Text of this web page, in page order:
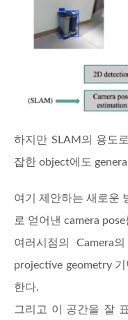
하지만 SLAM의 용도
잡한 object에도
여기 제안하는 새로운
로 얻어낸 camera
여러시점의 Camera
projective geometry
한다.
그리고 이 공간을 잘